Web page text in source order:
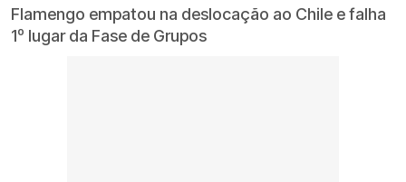
Flamengo empatou na deslocação ao Chile e falha
1º lugar da Fase de Grupos